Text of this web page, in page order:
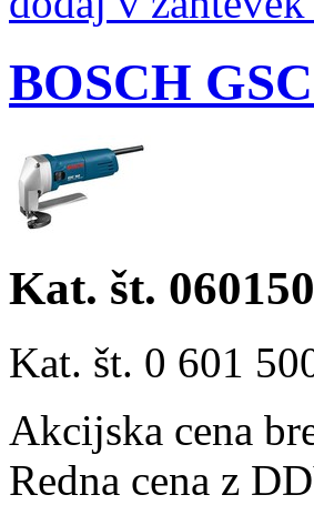
BOSCH
Kat. št.
Kat. št. 0 601
Akcijska cena
Redna cena z